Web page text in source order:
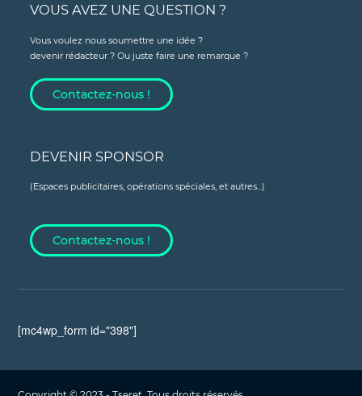
VOUS AVEZ UNE QUESTION ?
Vous voulez nous soumettre une idée ?
devenir rédacteur ? Ou juste faire une remarque ?
Contactez-nous !
DEVENIR SPONSOR
(Espaces publicitaires, opérations spéciales, et autres...)
Contactez-nous !
[mc4wp_form id="398"]